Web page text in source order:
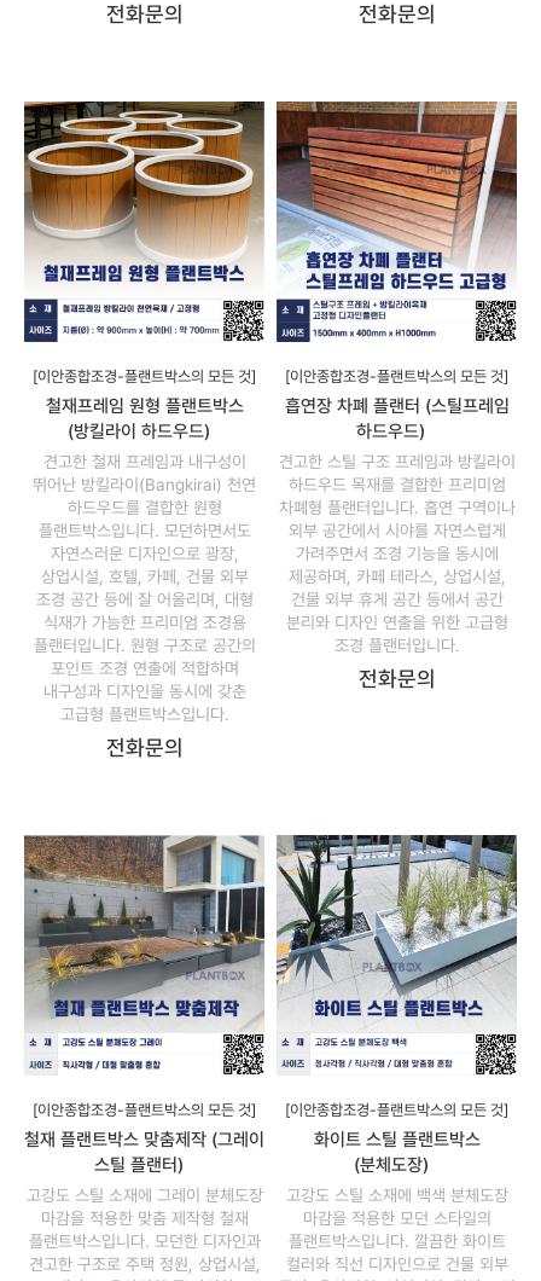
전화문의 전화문의
[이안종합조경-플랜트박스의 모든 것]
철재프레임 원형 플랜트박스
(방킬라이 하드우드)
견고한 철재 프레임과 내구성이
뛰어난 방킬라이(Bangkirai) 천연
하드우드를 결합한 원형
플랜트박스입니다. 모던하면서도
자연스러운 디자인으로 광장,
상업시설, 호텔, 카페, 건물 외부
조경 공간 등에 잘 어울리며, 대형
식재가 가능한 프리미엄 조경용
플랜터입니다. 원형 구조로 공간의
포인트 조경 연출에 적합하며
내구성과 디자인을 동시에 갖춘
고급형 플랜트박스입니다.
전화문의
[이안종합조경-플랜트박스의 모든 것]
흡연장 차폐 플랜터 (스틸프레임
하드우드)
견고한 스틸 구조 프레임과 방킬라이
하드우드 목재를 결합한 프리미엄
차폐형 플랜터입니다. 흡연 구역이나
외부 공간에서 시야를 자연스럽게
가려주면서 조경 기능을 동시에
제공하며, 카페 테라스, 상업시설,
건물 외부 휴게 공간 등에서 공간
분리와 디자인 연출을 위한 고급형
조경 플랜터입니다.
전화문의
[이안종합조경-플랜트박스의 모든 것]
철재 플랜트박스 맞춤제작 (그레이
스틸 플랜터)
고강도 스틸 소재에 그레이 분체도장
마감을 적용한 맞춤 제작형 철재
플랜트박스입니다. 모던한 디자인과
견고한 구조로 주택 정원, 상업시설,
[이안종합조경-플랜트박스의 모든 것]
화이트 스틸 플랜트박스
(분체도장)
고강도 스틸 소재에 백색 분체도장
마감을 적용한 모던 스타일의
플랜트박스입니다. 깔끔한 화이트
컬러와 직선 디자인으로 건물 외부